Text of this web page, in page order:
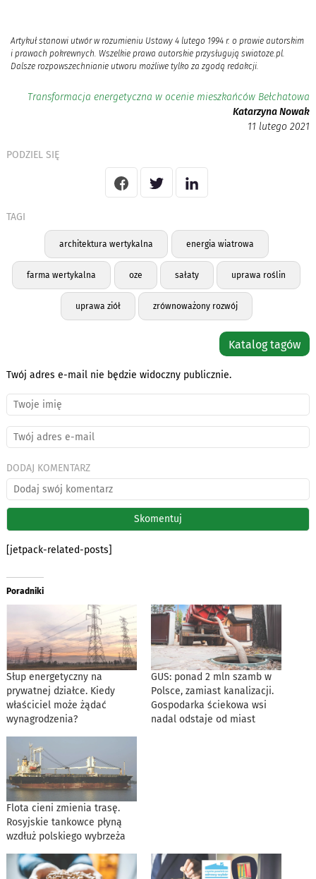
Artykuł stanowi utwór w rozumieniu Ustawy 4 lutego 1994 r. o prawie autorskim
i prawach pokrewnych. Wszelkie prawa autorskie przysługują swiatoze.pl.
Dalsze rozpowszechnianie utworu możliwe tylko za zgodą redakcji.
Transformacja energetyczna w ocenie mieszkańców Bełchatowa
Katarzyna Nowak
11 lutego 2021
PODZIEL SIĘ
TAGI
architektura wertykalna energia wiatrowa
farma wertykalna oze sałaty uprawa roślin
uprawa ziół zrównoważony rozwój
Katalog tagów
Twój adres e-mail nie będzie widoczny publicznie.
DODAJ KOMENTARZ
[jetpack-related-posts]
Poradniki
Słup energetyczny na
prywatnej działce. Kiedy
właściciel może żądać
wynagrodzenia?
GUS: ponad 2 mln szamb w
Polsce, zamiast kanalizacji.
Gospodarka ściekowa wsi
nadal odstaje od miast
Flota cieni zmienia trasę.
Rosyjskie tankowce płyną
wzdłuż polskiego wybrzeża